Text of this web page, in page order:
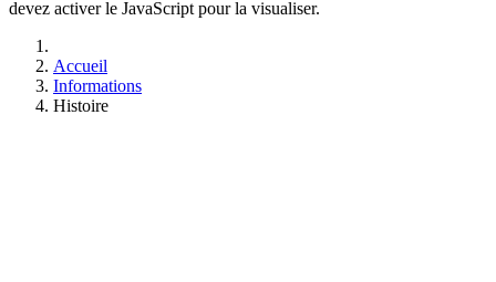
devez activer le JavaScript pour la visualiser.
Accueil
Informations
Histoire